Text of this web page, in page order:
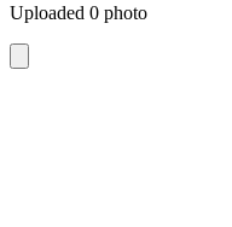
Uploaded 0 photo